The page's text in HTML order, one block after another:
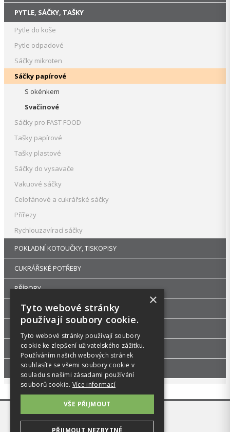
PYTLE, SÁČKY, TAŠKY
Pytle do koše
Pytle odpadové
Sáčky mikroten
Sáčky papírové
S okénkem
Svačinové
Sáčky pro FAST FOOD
Tašky papírové
Tašky plastové
Sáčky do vysavače
Vakuové sáčky
Celofánové a cukrářské sáčky
Přířezy
Rychlouzavírací sáčky
POKLADNÍ KOTOUČKY, TISKOPISY
CUKRÁŘSKÉ POTŘEBY
PŘÍBORY
RUKAVICE A OCHRANNÉ PRACOVNÍ POMŮCKY
UHLÍ DŘEVĚNÉ GASTRO A HOŘLAVÉ PASTY
DEKORACE A PÁRTY POTŘEBY
GASTRO ZAŘÍZENÍ
×
Tyto webové stránky
používají soubory cookie.
Tyto webové stránky používají soubory
cookie ke zlepšení uživatelského zážitku.
Používáním našich webových stránek
souhlasíte se všemi soubory cookie v
souladu s našimi zásadami používání
souborů cookie. Více informací
VŠE PŘIJMOUT
PŘIJMOUT NEZBYTNÉ